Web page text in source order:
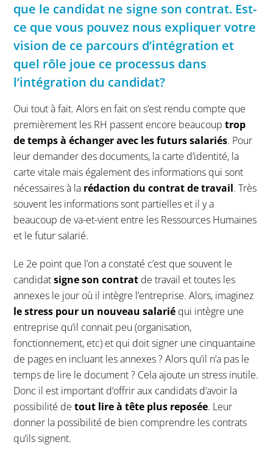
que le candidat ne signe son contrat. Est-
ce que vous pouvez nous expliquer votre
vision de ce parcours d’intégration et
quel rôle joue ce processus dans
l’intégration du candidat?
Oui tout à fait. Alors en fait on s’est rendu compte que
premièrement les RH passent encore beaucouptrop
de temps à échanger avec les futurs salariés. Pour
leur demander des documents, la carte d’identité, la
carte vitale mais également des informations qui sont
nécessaires à la rédaction du contrat de travail. Très
souvent les informations sont partielles et il y a
beaucoup de va-et-vient entre les Ressources Humaines
et le futur salarié.
Le 2e point que l’on a constaté c’est que souvent le
candidatsigne son contrat de travail et toutes les
annexes le jour où il intègre l’entreprise. Alors, imaginez
le stress pour un nouveau salarié qui intègre une
entreprise qu’il connait peu (organisation,
fonctionnement, etc) et qui doit signer une cinquantaine
de pages en incluant les annexes ? Alors qu’il n’a pas le
temps de lire le document ? Cela ajoute un stress inutile.
Donc il est important d’offrir aux candidats d’avoir la
possibilité detout lire à tête plus reposée. Leur
donner la possibilité de bien comprendre les contrats
qu’ils signent.